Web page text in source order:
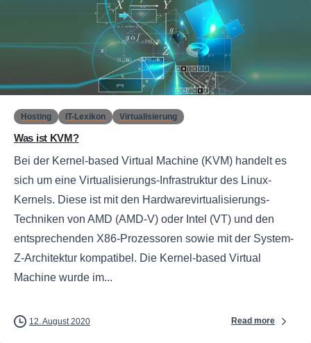
Hosting IT-Lexikon Virtualisierung
Was ist KVM?
Bei der Kernel-based Virtual Machine (KVM) handelt es
sich um eine Virtualisierungs-Infrastruktur des Linux-
Kernels. Diese ist mit den Hardwarevirtualisierungs-
Techniken von AMD (AMD-V) oder Intel (VT) und den
entsprechenden X86-Prozessoren sowie mit der System-
Z-Architektur kompatibel. Die Kernel-based Virtual
Machine wurde im...
12. August 2020 Read more